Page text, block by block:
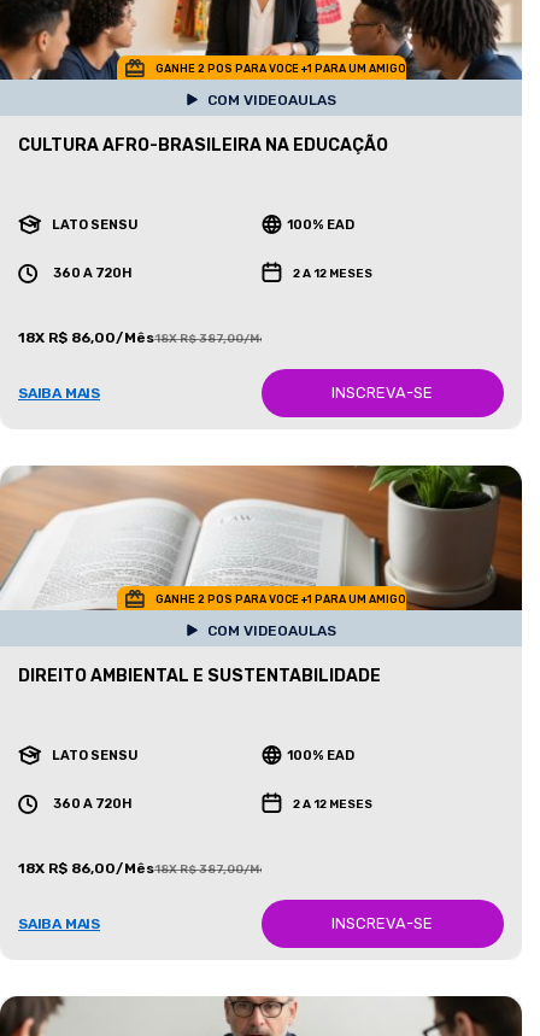
GANHE 2 POS PARA VOCE +1 PARA UM AMIGO
COM VIDEOAULAS
CULTURA AFRO-BRASILEIRA NA EDUCAÇÃO
LATO SENSU 100% EAD
360 A 720H 2 A 12 MESES
18X R$ 86,00/Mês18X R$ 387,00/Mês
SAIBA MAIS INSCREVA-SE
GANHE 2 POS PARA VOCE +1 PARA UM AMIGO
COM VIDEOAULAS
DIREITO AMBIENTAL E SUSTENTABILIDADE
LATO SENSU 100% EAD
360 A 720H 2 A 12 MESES
18X R$ 86,00/Mês18X R$ 387,00/Mês
SAIBA MAIS INSCREVA-SE